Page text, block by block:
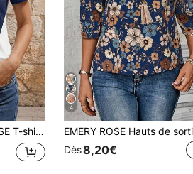
graphique, élégant, polyvalent, pour un port quotidien, extérieur, shopping, voyage
4
Dès8,20€